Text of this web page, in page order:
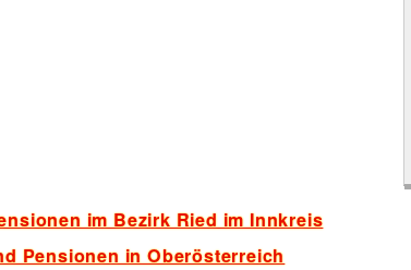
im Bezirk Ried im Innkreis
Pensionen in Oberösterreich